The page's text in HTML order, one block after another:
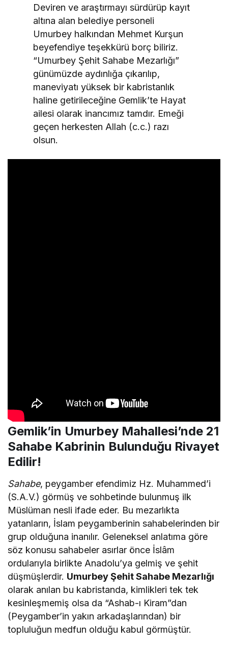
Deviren ve araştırmayı sürdürüp kayıt
altına alan belediye personeli
Umurbey halkından Mehmet Kurşun
beyefendiye teşekkürü borç biliriz.
“Umurbey Şehit Sahabe Mezarlığı”
günümüzde aydınlığa çıkarılıp,
maneviyatı yüksek bir kabristanlık
haline getirileceğine Gemlik’te Hayat
ailesi olarak inancımız tamdır. Emeği
geçen herkesten Allah (c.c.) razı
olsun.
Gemlik’in Umurbey Mahallesi’nde 21
Sahabe Kabrinin Bulunduğu Rivayet
Edilir!​
Sahabe, peygamber efendimiz Hz. Muhammed’i
(S.A.V.) görmüş ve sohbetinde bulunmuş ilk
Müslüman nesli ifade eder. Bu mezarlıkta
yatanların, İslam peygamberinin sahabelerinden bir
grup olduğuna inanılır. Geleneksel anlatıma göre
söz konusu sahabeler asırlar önce İslâm
ordularıyla birlikte Anadolu’ya gelmiş ve şehit
düşmüşlerdir. Umurbey Şehit Sahabe Mezarlığı
olarak anılan bu kabristanda, kimlikleri tek tek
kesinleşmemiş olsa da “Ashab-ı Kiram”dan
(Peygamber’in yakın arkadaşlarından) bir
topluluğun medfun olduğu kabul görmüştür​.